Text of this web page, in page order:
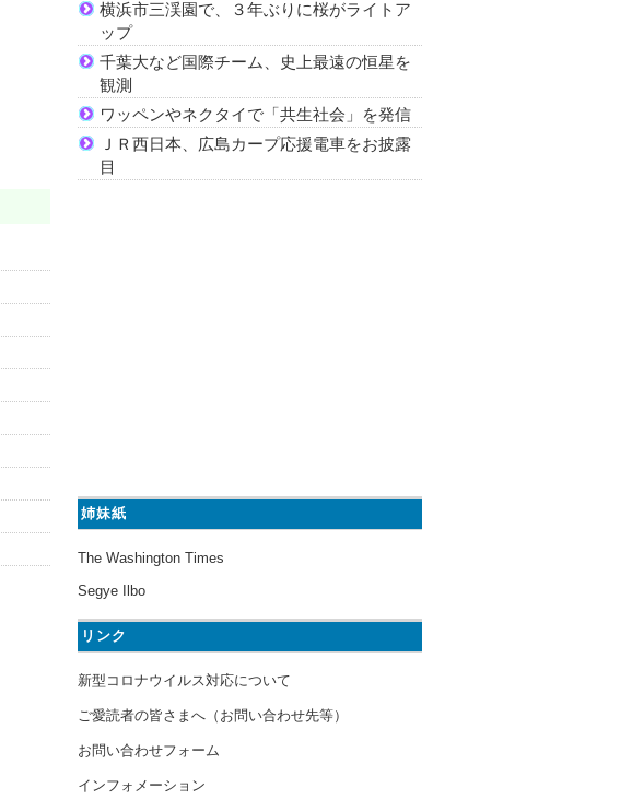
横浜市三渓園で、３年ぶりに桜がライトア
ップ
千葉大など国際チーム、史上最遠の恒星を
観測
ワッペンやネクタイで「共生社会」を発信
ＪＲ西日本、広島カープ応援電車をお披露
目
姉妹紙
The Washington Times
Segye Ilbo
リンク
新型コロナウイルス対応について
ご愛読者の皆さまへ（お問い合わせ先等）
お問い合わせフォーム
インフォメーション